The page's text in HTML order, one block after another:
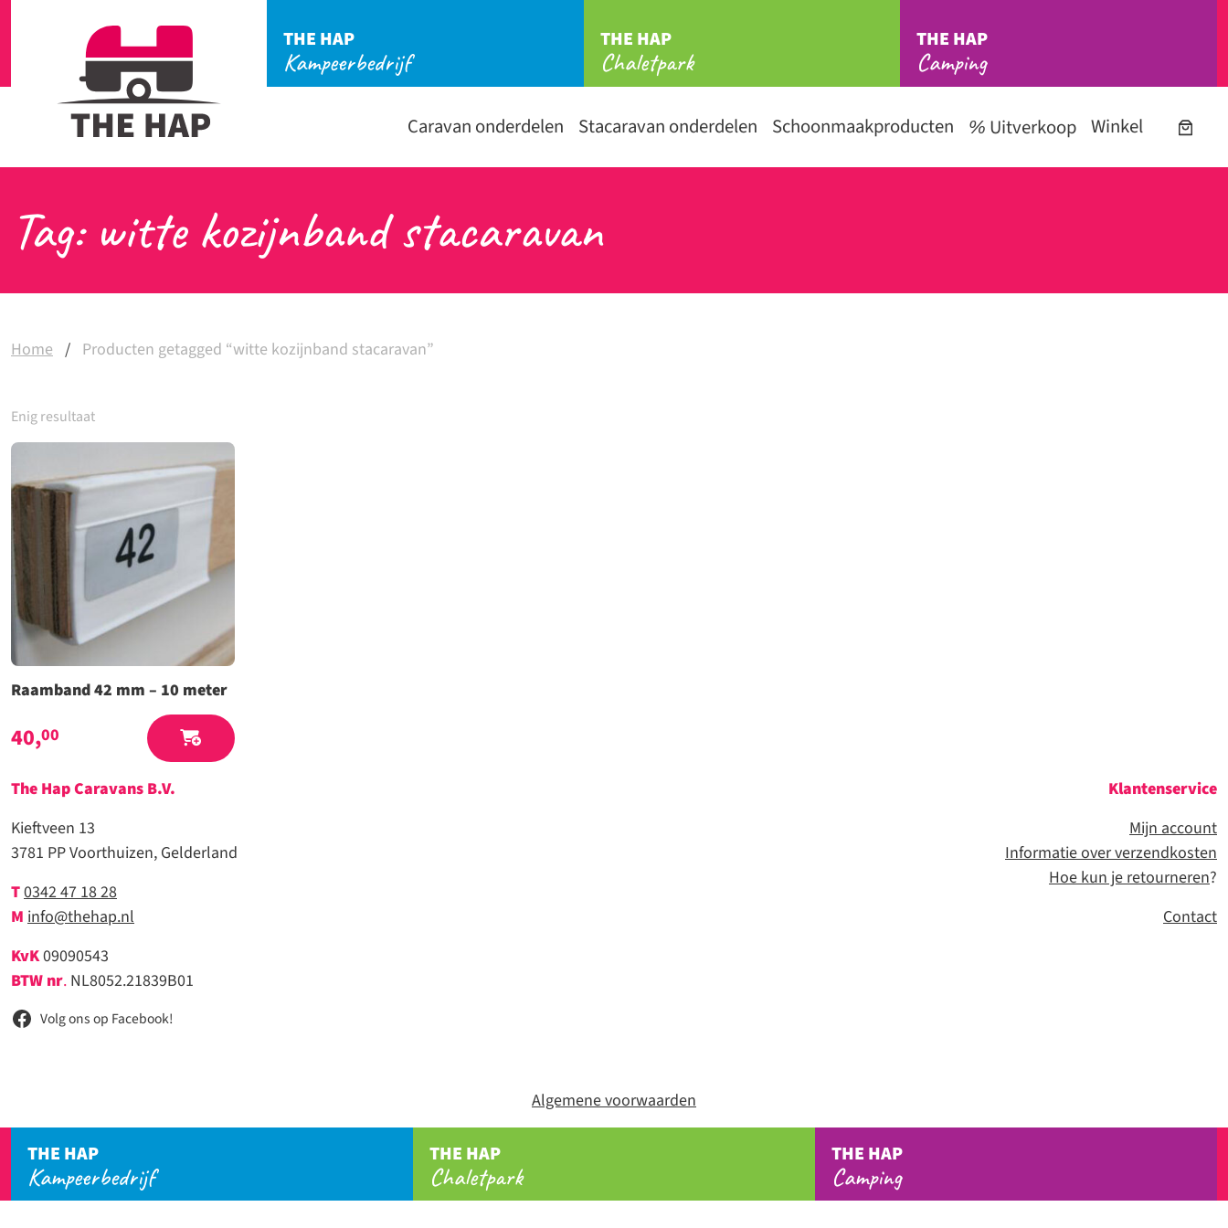
THE HAP
Kampeerbedrijf
THE HAP
Chaletpark
THE HAP
Camping
Caravan onderdelen Stacaravan onderdelen Schoonmaakproducten Uitverkoop Winkel
Tag: witte kozijnband stacaravan
Home / Producten getagged “witte kozijnband stacaravan”
Enig resultaat
Raamband 42 mm – 10 meter
40,00
The Hap Caravans B.V.
Kieftveen 13
3781 PP Voorthuizen, Gelderland
T0342 47 18 28
M info@thehap.nl
KvK09090543
BTW nr. NL8052.21839B01
Volg ons op Facebook!
Klantenservice
Mijn account
Informatie over verzendkosten
Hoe kun je retourneren?
Contact
Algemene voorwaarden
THE HAP
Kampeerbedrijf
THE HAP
Chaletpark
THE HAP
Camping